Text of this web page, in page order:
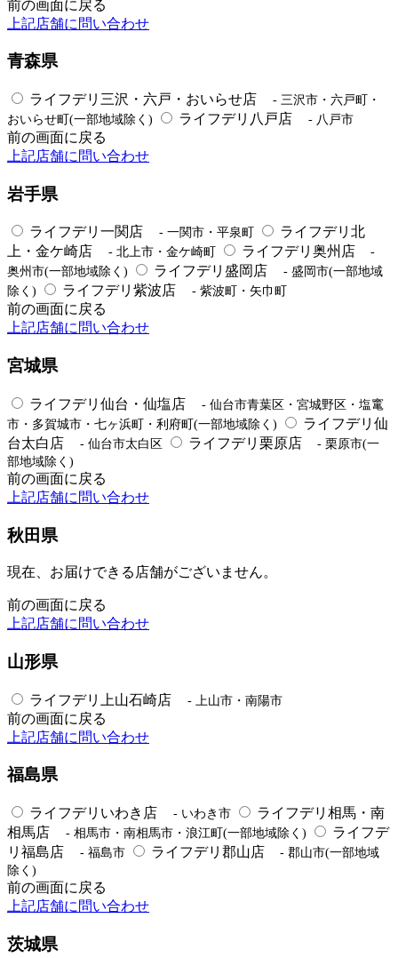
前の画面に戻る
上記店舗に問い合わせ
青森県
ライフデリ三沢・六戸・おいらせ店
- 三沢市・六戸町・
おいらせ町(一部地域除く)
ライフデリ八戸店 - 八戸市
前の画面に戻る
上記店舗に問い合わせ
岩手県
ライフデリ一関店 - 一関市・平泉町
ライフデリ北
上・金ケ崎店
- 北上市・金ケ崎町 ライフデリ奥州店
-
奥州市(一部地域除く)
ライフデリ盛岡店
- 盛岡市(一部地域
除く)
ライフデリ紫波店 - 紫波町・矢巾町
前の画面に戻る
上記店舗に問い合わせ
宮城県
ライフデリ仙台・仙塩店
- 仙台市青葉区・宮城野区・塩竃
市・多賀城市・七ヶ浜町・利府町(一部地域除く)
ライフデリ仙
台太白店
- 仙台市太白区 ライフデリ栗原店
- 栗原市(一
部地域除く)
前の画面に戻る
上記店舗に問い合わせ
秋田県
現在、お届けできる店舗がございません。
前の画面に戻る
上記店舗に問い合わせ
山形県
ライフデリ上山石崎店 - 上山市・南陽市
前の画面に戻る
上記店舗に問い合わせ
福島県
ライフデリいわき店 - いわき市
ライフデリ相馬・南
相馬店
- 相馬市・南相馬市・浪江町(一部地域除く)
ライフデ
リ福島店
- 福島市 ライフデリ郡山店
- 郡山市(一部地域
除く)
前の画面に戻る
上記店舗に問い合わせ
茨城県